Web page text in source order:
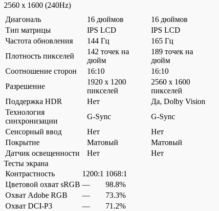
2560 x 1600 (240Hz)
Диагональ
16 дюймов
16 дюймов
Тип матрицы
IPS LCD
IPS LCD
Частота обновления
144 Гц
165 Гц
Плотность пикселей
142 точек на
дюйм
189 точек на
дюйм
Соотношение сторон
16:10
16:10
Разрешение
1920 x 1200
пикселей
2560 x 1600
пикселей
Поддержка HDR
Нет
Да, Dolby Vision
Технология
синхронизации
G-Sync
G-Sync
Сенсорный ввод
Нет
Нет
Покрытие
Матовый
Матовый
Датчик освещенности
Нет
Нет
Тесты экрана
Контрастность
1200:1 1068:1
Цветовой охват sRGB —
98.8%
Охват Adobe RGB
—
73.3%
Охват DCI-P3
—
71.2%